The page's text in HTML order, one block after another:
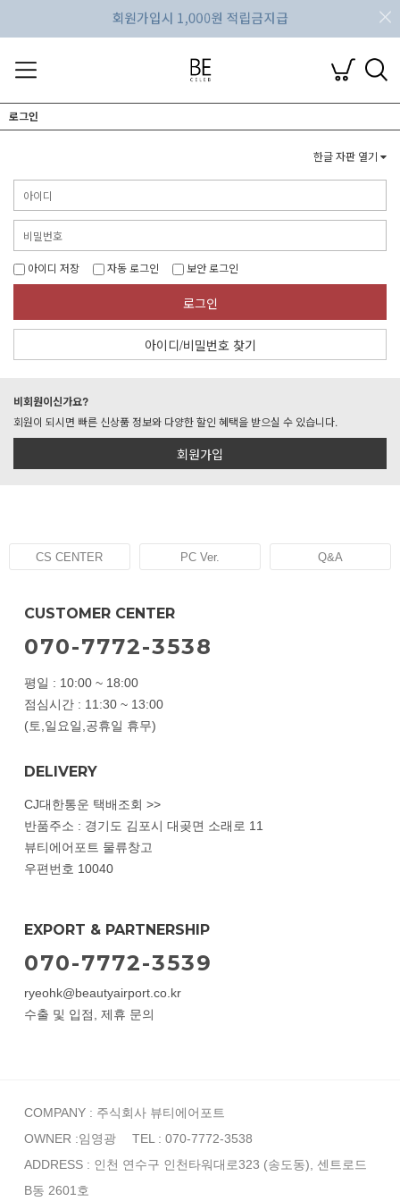
로그인
한글 자판 열기
아이디 저장 자동 로그인 보안 로그인
로그인
아이디/비밀번호 찾기
비회원이신가요?
회원이 되시면 빠른 신상품 정보와 다양한 할인 혜택을 받으실 수 있습니다.
회원가입
CS CENTER PC Ver. Q&A
CUSTOMER CENTER
070-7772-3538
평일 : 10:00 ~ 18:00
점심시간 : 11:30 ~ 13:00
(토,일요일,공휴일 휴무)
DELIVERY
CJ대한통운 택배조회 >>
반품주소 : 경기도 김포시 대곶면 소래로 11
뷰티에어포트 물류창고
우편번호 10040
EXPORT & PARTNERSHIP
070-7772-3539
ryeohk@beautyairport.co.kr
수출 및 입점, 제휴 문의
COMPANY : 주식회사 뷰티에어포트
OWNER :임영광
TEL : 070-7772-3538
ADDRESS : 인천 연수구 인천타워대로323 (송도동), 센트로드
B동 2601호